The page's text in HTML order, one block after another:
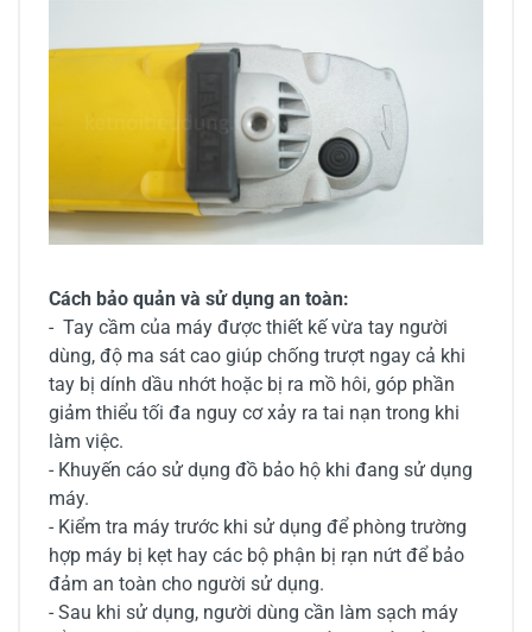
Cách bảo quản và sử dụng an toàn:
- Tay cầm của máy được thiết kế vừa tay người
dùng, độ ma sát cao giúp chống trượt ngay cả khi
tay bị dính dầu nhớt hoặc bị ra mồ hôi, góp phần
giảm thiểu tối đa nguy cơ xảy ra tai nạn trong khi
làm việc.
- Khuyến cáo sử dụng đồ bảo hộ khi đang sử dụng
máy.
- Kiểm tra máy trước khi sử dụng để phòng trường
hợp máy bị kẹt hay các bộ phận bị rạn nứt để bảo
đảm an toàn cho người sử dụng.
- Sau khi sử dụng, người dùng cần làm sạch máy